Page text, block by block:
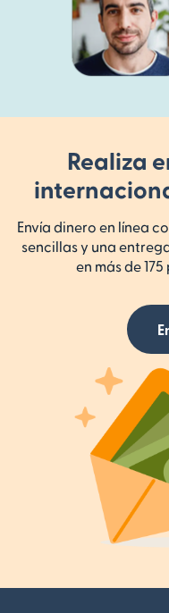
Realiza
Envía dinero en línea
sencillas y una
en más de